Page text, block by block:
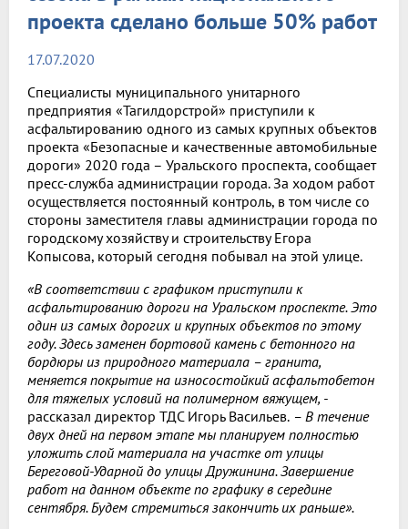
проекта сделано больше 50% работ
17.07.2020
Специалисты муниципального унитарного
предприятия «Тагилдорстрой» приступили к
асфальтированию одного из самых крупных объектов
проекта «Безопасные и качественные автомобильные
дороги» 2020 года – Уральского проспекта, сообщает
пресс-служба администрации города. За ходом работ
осуществляется постоянный контроль, в том числе со
стороны заместителя главы администрации города по
городскому хозяйству и строительству Егора
Копысова, который сегодня побывал на этой улице.
«В соответствии с графиком приступили к
асфальтированию дороги на Уральском проспекте. Это
один из самых дорогих и крупных объектов по этому
году. Здесь заменен бортовой камень с бетонного на
бордюры из природного материала – гранита,
меняется покрытие на износостойкий асфальтобетон
для тяжелых условий на полимерном вяжущем, -
рассказал директор ТДС Игорь Васильев. – В течение
двух дней на первом этапе мы планируем полностью
уложить слой материала на участке от улицы
Береговой-Ударной до улицы Дружинина. Завершение
работ на данном объекте по графику в середине
сентября. Будем стремиться закончить их раньше».